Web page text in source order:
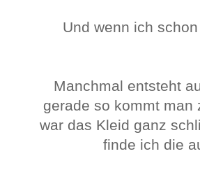
Und wenn ich
Manchmal entsteht
gerade so kommt man
war das Kleid ganz
finde ich die